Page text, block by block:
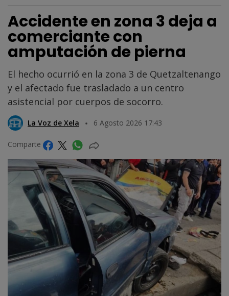
Accidente en zona 3 deja a
comerciante con
amputación de pierna
El hecho ocurrió en la zona 3 de Quetzaltenango
y el afectado fue trasladado a un centro
asistencial por cuerpos de socorro.
La Voz de Xela 6 Agosto 2026 17:43
Comparte